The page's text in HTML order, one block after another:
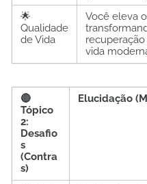
🌟
Qualidade
de Vida
Você eleva
vida
🔴
Tópico
2:
Desafio
s
(Contra
s)
Elucidação